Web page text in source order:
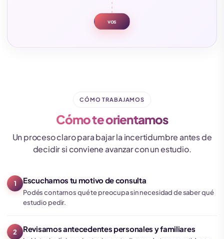
vos
CÓMO TRABAJAMOS
Cómo te orientamos
Un proceso claro para bajar la incertidumbre antes de
decidir si conviene avanzar con un estudio.
1 Escuchamos tu motivo de consulta
Podés contarnos qué te preocupa sin necesidad de saber qué
estudio pedir.
2 Revisamos antecedentes personales y familiares